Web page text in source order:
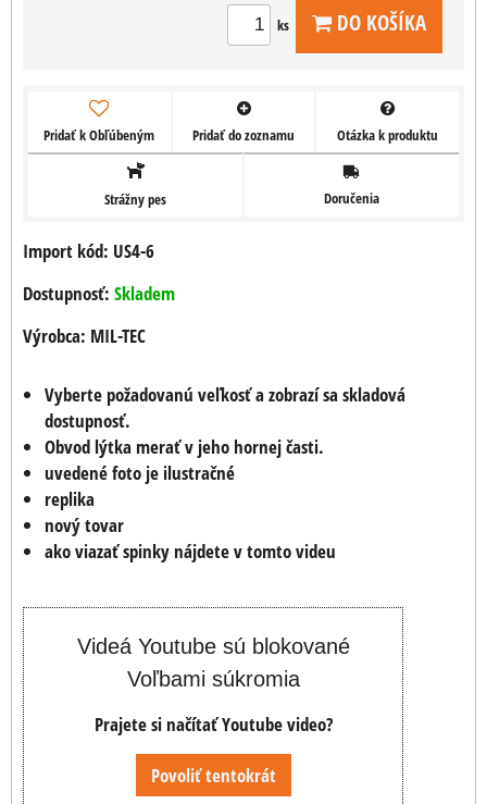
ks DO KOŠÍKA
Pridať k Obľúbeným Pridať do zoznamu Otázka k produktu
Strážny pes Doručenia
Import kód: US4-6
Dostupnosť: Skladem
Výrobca: MIL-TEC
Vyberte požadovanú veľkosť a zobrazí sa skladová
dostupnosť.
Obvod lýtka merať v jeho hornej časti.
uvedené foto je ilustračné
replika
nový tovar
ako viazať spinky nájdete v tomto videu
Videá Youtube sú blokované
Voľbami súkromia
Prajete si načítať Youtube video?
Povoliť tentokrát